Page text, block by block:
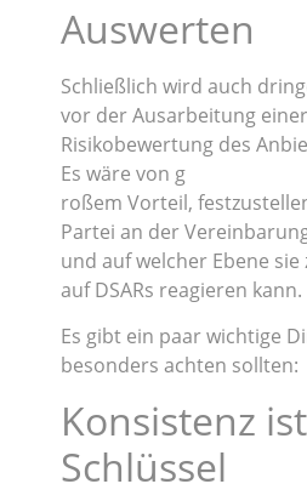
Auswerten
Schließlich wird auch
vor der Ausarbeitung
Risikobewertung des
Es wäre von g
roßem Vorteil,
Partei an der
und auf welcher Ebene
auf DSARs reagieren kann.
Es gibt ein paar wichtige
besonders achten sollten:
Konsistenz
Schlüssel